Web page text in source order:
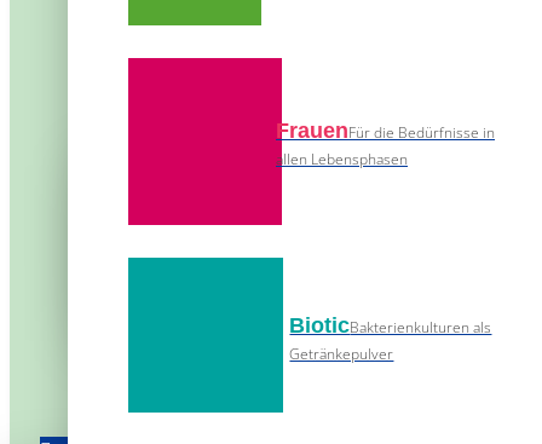
FrauenFür die Bedürfnisse in
allen Lebensphasen
BioticBakterienkulturen als
Getränkepulver